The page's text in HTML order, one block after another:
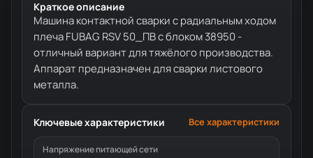
Краткое описание
Машина контактной сварки c радиальным ходом
плеча FUBAG RSV 50_ПВ с блоком 38950 -
отличный вариант для тяжёлого производства.
Аппарат предназначен для сварки листового
металла.
Ключевые характеристики Все характеристики
Напряжение питающей сети